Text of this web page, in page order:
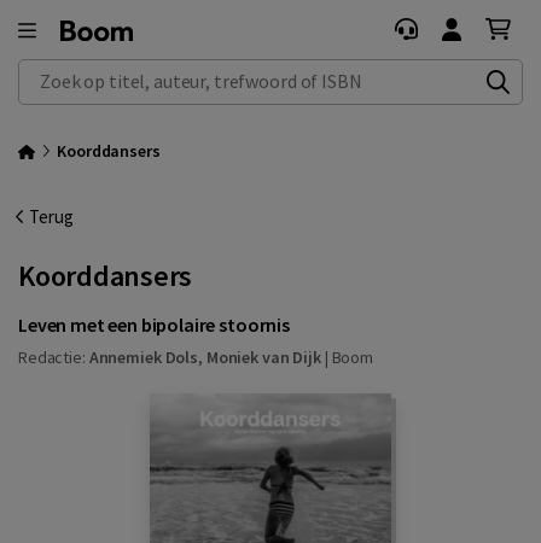
Zoek op titel, auteur, trefwoord of ISBN
Koorddansers
Terug
Koorddansers
Leven met een bipolaire stoornis
Redactie: Annemiek Dols, Moniek van Dijk| Boom